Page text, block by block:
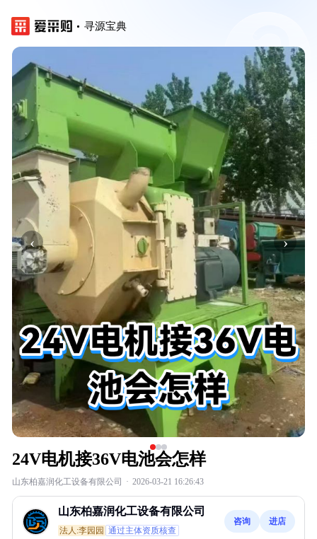
寻源宝典
‹ ›
24V电机接36V电池会怎样
山东柏嘉润化工设备有限公司 · 2026-03-21 16:26:43
山东柏嘉润化工设备有限公司
法人:李园园 通过主体资质核查
咨询 进店